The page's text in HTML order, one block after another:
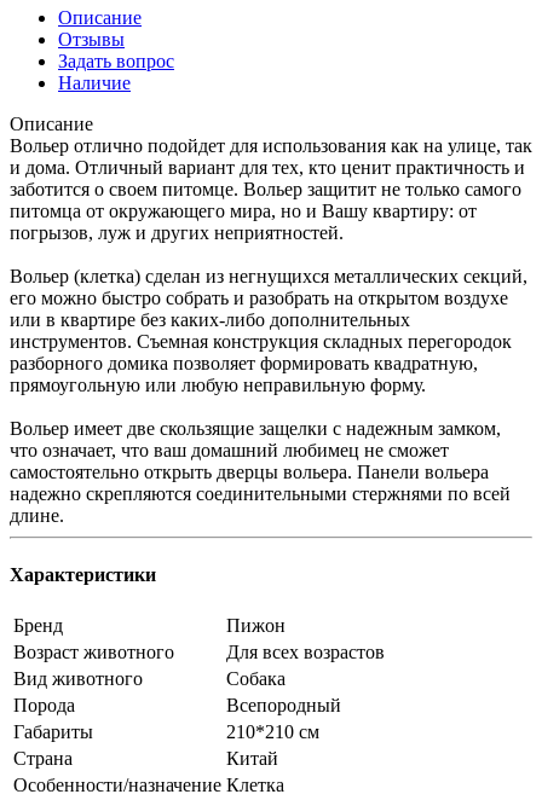
Описание
Отзывы
Задать вопрос
Наличие
Описание
Вольер отлично подойдет для использования как на улице, так
и дома. Отличный вариант для тех, кто ценит практичность и
заботится о своем питомце. Вольер защитит не только самого
питомца от окружающего мира, но и Вашу квартиру: от
погрызов, луж и других неприятностей.
Вольер (клетка) сделан из негнущихся металлических секций,
его можно быстро собрать и разобрать на открытом воздухе
или в квартире без каких-либо дополнительных
инструментов. Съемная конструкция складных перегородок
разборного домика позволяет формировать квадратную,
прямоугольную или любую неправильную форму.
Вольер имеет две скользящие защелки с надежным замком,
что означает, что ваш домашний любимец не сможет
самостоятельно открыть дверцы вольера. Панели вольера
надежно скрепляются соединительными стержнями по всей
длине.
Характеристики
Бренд
Пижон
Возраст животного
Для всех возрастов
Вид животного
Собака
Порода
Всепородный
Габариты
210*210 см
Страна
Китай
Особенности/назначение Клетка